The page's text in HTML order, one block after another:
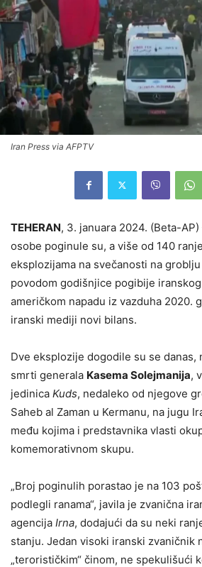
Iran Press via AFPTV
TEHERAN, 3. januara 2024. (Beta-
osobe poginule su, a više od 140
eksplozijama na svečanosti na
povodom godišnjice pogibije
američkom napadu iz vazduha 2020.
iranski mediji novi bilans.
Dve eksplozije dogodile su se
smrti generala Kasema Solejmanija,
jedinica Kuds, nedaleko od njegove
Saheb al Zaman u Kermanu, na jugu
među kojima i predstavnika vlasti
komemorativnom skupu.
„Broj poginulih porastao je na 103
podlegli ranama“, javila je zvanična
agencija Irna, dodajući da su neki
stanju. Jedan visoki iranski zvaničnik
„terorističkim“ činom, ne spekulišući